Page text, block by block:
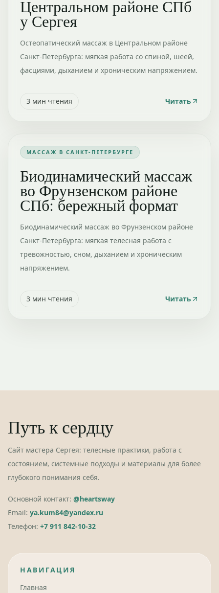
Центральном районе СПб
у Сергея
Остеопатический массаж в Центральном районе
Санкт-Петербурга: мягкая работа со спиной, шеей,
фасциями, дыханием и хроническим напряжением.
3 мин чтения Читать
МАССАЖ В САНКТ-ПЕТЕРБУРГЕ
Биодинамический массаж
во Фрунзенском районе
СПб: бережный формат
Биодинамический массаж во Фрунзенском районе
Санкт-Петербурга: мягкая телесная работа с
тревожностью, сном, дыханием и хроническим
напряжением.
3 мин чтения Читать
Путь к сердцу
Сайт мастера Сергея: телесные практики, работа с
состоянием, системные подходы и материалы для более
глубокого понимания себя.
Основной контакт: @heartsway
Email: ya.kum84@yandex.ru
Телефон: +7 911 842-10-32
НАВИГАЦИЯ
Главная